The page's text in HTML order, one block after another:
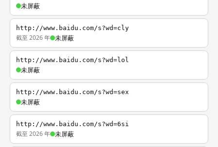
未屏蔽
http://www.baidu.com/s?wd=cly
截至 2026 年 未屏蔽
http://www.baidu.com/s?wd=lol
未屏蔽
http://www.baidu.com/s?wd=sex
未屏蔽
http://www.baidu.com/s?wd=6si
截至 2026 年 未屏蔽